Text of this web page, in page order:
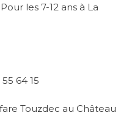
les 7-12 ans à La
64 15
Touzdec au Château